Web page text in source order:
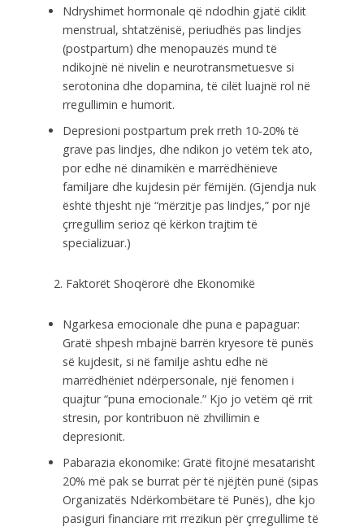
Ndryshimet hormonale që ndodhin gjatë ciklit
menstrual, shtatzënisë, periudhës pas lindjes
(postpartum) dhe menopauzës mund të
ndikojnë në nivelin e neurotransmetuesve si
serotonina dhe dopamina, të cilët luajnë rol në
rregullimin e humorit.
Depresioni postpartum prek rreth 10-20% të
grave pas lindjes, dhe ndikon jo vetëm tek ato,
por edhe në dinamikën e marrëdhënieve
familjare dhe kujdesin për fëmijën. (Gjendja nuk
është thjesht një “mërzitje pas lindjes,” por një
çrregullim serioz që kërkon trajtim të
specializuar.)
Faktorët Shoqërorë dhe Ekonomikë
Ngarkesa emocionale dhe puna e papaguar:
Gratë shpesh mbajnë barrën kryesore të punës
së kujdesit, si në familje ashtu edhe në
marrëdhëniet ndërpersonale, një fenomen i
quajtur “puna emocionale.” Kjo jo vetëm që rrit
stresin, por kontribuon në zhvillimin e
depresionit.
Pabarazia ekonomike: Gratë fitojnë mesatarisht
20% më pak se burrat për të njëjtën punë (sipas
Organizatës Ndërkombëtare të Punës), dhe kjo
pasiguri financiare rrit rrezikun për çrregullime të